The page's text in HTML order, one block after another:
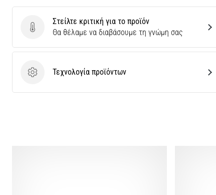
Στείλτε κριτική για το προϊόν
Στείλτε κριτική για το προϊόν
Θα θέλαμε να διαβάσουμε τη γνώμη σας
Τεχνολογία προϊόντων
Τεχνολογία προϊόντων